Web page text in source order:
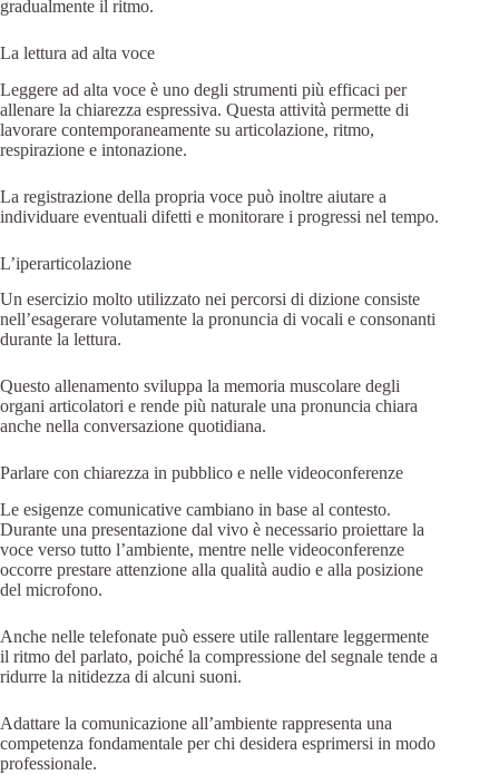
gradualmente il ritmo.
La lettura ad alta voce
Leggere ad alta voce è uno degli strumenti più efficaci per
allenare la chiarezza espressiva. Questa attività permette di
lavorare contemporaneamente su articolazione, ritmo,
respirazione e intonazione.
La registrazione della propria voce può inoltre aiutare a
individuare eventuali difetti e monitorare i progressi nel tempo.
L’iperarticolazione
Un esercizio molto utilizzato nei percorsi di dizione consiste
nell’esagerare volutamente la pronuncia di vocali e consonanti
durante la lettura.
Questo allenamento sviluppa la memoria muscolare degli
organi articolatori e rende più naturale una pronuncia chiara
anche nella conversazione quotidiana.
Parlare con chiarezza in pubblico e nelle videoconferenze
Le esigenze comunicative cambiano in base al contesto.
Durante una presentazione dal vivo è necessario proiettare la
voce verso tutto l’ambiente, mentre nelle videoconferenze
occorre prestare attenzione alla qualità audio e alla posizione
del microfono.
Anche nelle telefonate può essere utile rallentare leggermente
il ritmo del parlato, poiché la compressione del segnale tende a
ridurre la nitidezza di alcuni suoni.
Adattare la comunicazione all’ambiente rappresenta una
competenza fondamentale per chi desidera esprimersi in modo
professionale.